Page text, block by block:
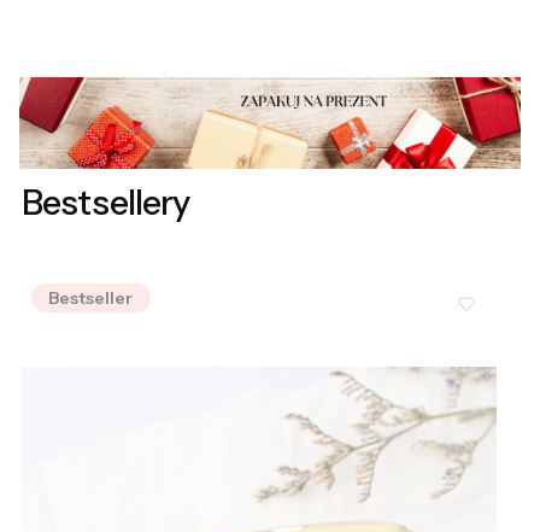
Bestsellery
Bestseller